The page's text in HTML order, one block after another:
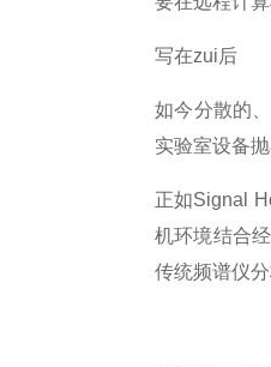
写在zui后
如今分散的
实验室设备
正如Signal
机环境结合
传统频谱仪